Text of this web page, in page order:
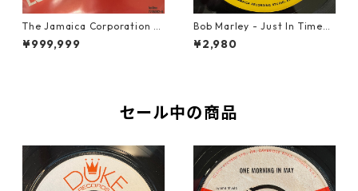
The Jamaica Corporation -
Egyptian Reggae【7-2080
4】
¥999,999
Bob Marley - Just In Time
【7-20778】
¥2,980
セール中の商品